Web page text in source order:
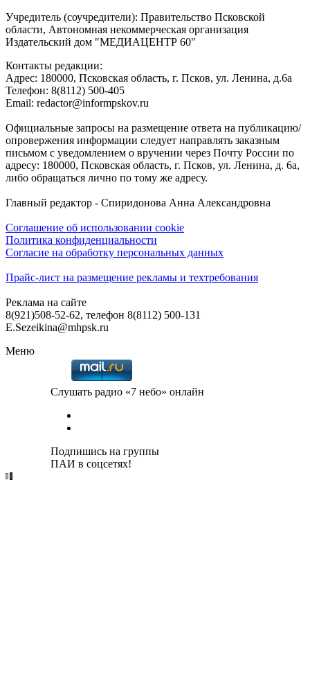
Учредитель (соучредители): Правительство Псковской
области, Автономная некоммерческая организация
Издательский дом "МЕДИАЦЕНТР 60"
Контакты редакции:
Адреc: 180000, Псковская область, г. Псков, ул. Ленина, д.6а
Телефон: 8(8112) 500-405
Email: redactor@informpskov.ru
Официальные запросы на размещение ответа на публикацию/
опровержения информации следует направлять заказным
письмом с уведомлением о вручении через Почту России по
адресу: 180000, Псковская область, г. Псков, ул. Ленина, д. 6а,
либо обращаться лично по тому же адресу.
Главный редактор - Спиридонова Анна Александровна
Соглашение об использовании cookie
Политика конфиденциальности
Согласие на обработку персональных данных
Прайс-лист на размещение рекламы и техтребования
Реклама на сайте
8(921)508-52-62, телефон 8(8112) 500-131
E.Sezeikina@mhpsk.ru
Меню
Слушать радио «7 небо» онлайн
Подпишись на группы
ПАИ в соцсетях!